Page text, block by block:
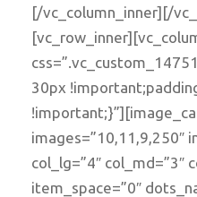
[/vc_column_inner][/
30px
images=”10,11,9,250″
col_lg=”4″ col_md=”3″
item_space=”0″